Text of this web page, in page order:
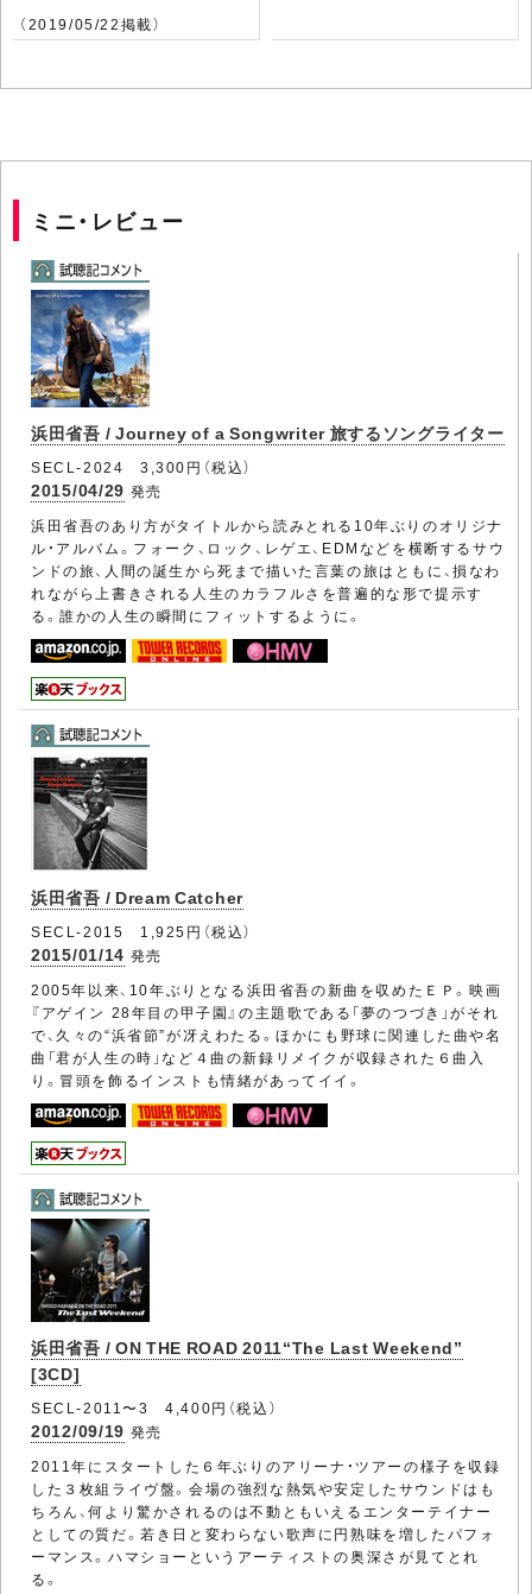
（2019/05/22掲載）
ミニ・レビュー
浜田省吾 / Journey of a Songwriter 旅するソングライター
SECL-2024 3,300円（税込）
2015/04/29 発売
浜田省吾のあり方がタイトルから読みとれる10年ぶりのオリジナ
ル・アルバム。フォーク、ロック、レゲエ、EDMなどを横断するサウ
ンドの旅、人間の誕生から死まで描いた言葉の旅はともに、損なわ
れながら上書きされる人生のカラフルさを普遍的な形で提示す
る。誰かの人生の瞬間にフィットするように。
浜田省吾 / Dream Catcher
SECL-2015 1,925円（税込）
2015/01/14 発売
2005年以来、10年ぶりとなる浜田省吾の新曲を収めたＥＰ。映画
『アゲイン 28年目の甲子園』の主題歌である「夢のつづき」がそれ
で、久々の“浜省節”が冴えわたる。ほかにも野球に関連した曲や名
曲「君が人生の時」など４曲の新録リメイクが収録された６曲入
り。冒頭を飾るインストも情緒があってイイ。
浜田省吾 / ON THE ROAD 2011“The Last Weekend”
[3CD]
SECL-2011〜3 4,400円（税込）
2012/09/19 発売
2011年にスタートした６年ぶりのアリーナ・ツアーの様子を収録
した３枚組ライヴ盤。会場の強烈な熱気や安定したサウンドはも
ちろん、何より驚かされるのは不動ともいえるエンターテイナー
としての質だ。若き日と変わらない歌声に円熟味を増したパフォ
ーマンス。ハマショーというアーティストの奥深さが見てとれ
る。